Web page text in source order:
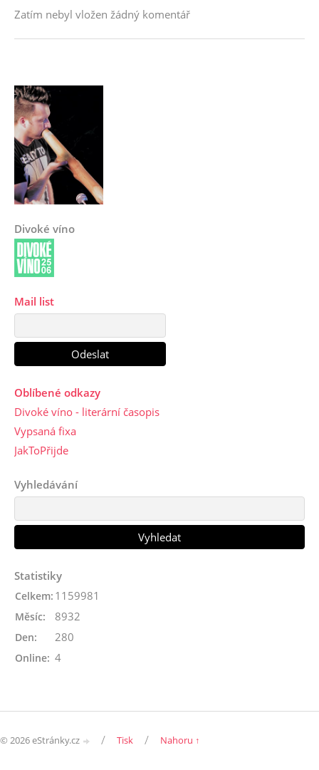
Zatím nebyl vložen žádný komentář
Divoké víno
Mail list
Oblíbené odkazy
Divoké víno - literární časopis
Vypsaná fixa
JakToPřijde
Vyhledávání
Statistiky
Online: 4
Celkem: 1159981
Měsíc: 8932
Den: 280
© 2026 eStránky.cz / Tisk / Nahoru ↑